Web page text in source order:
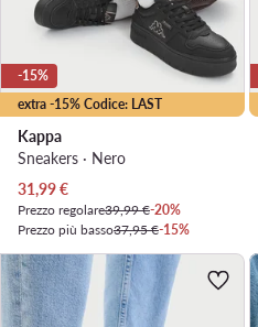
extra -15% Codice: LAST
-15%
Kappa
Sneakers · Nero
Prezzo attuale
31,99€
Prezzo regolare39,99 €-20%
Prezzo più basso37,95 €-15%